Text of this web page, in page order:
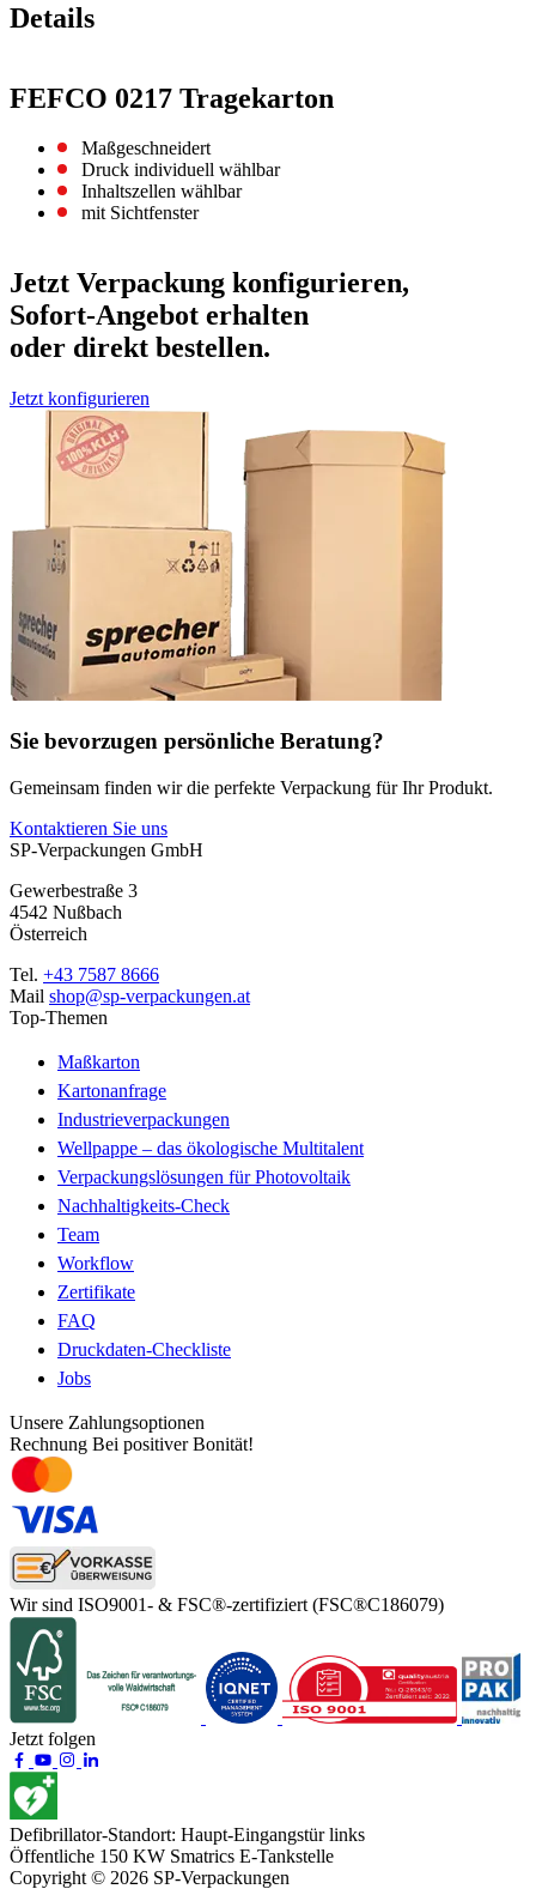
Details
FEFCO 0217 Tragekarton
Maßgeschneidert
Druck individuell wählbar
Inhaltszellen wählbar
mit Sichtfenster
Jetzt Verpackung konfigurieren,
Sofort-Angebot erhalten
oder direkt bestellen.
Jetzt konfigurieren
Sie bevorzugen persönliche Beratung?
Gemeinsam finden wir die perfekte Verpackung für Ihr Produkt.
Kontaktieren Sie uns
SP-Verpackungen GmbH
Gewerbestraße 3
4542 Nußbach
Österreich
Tel. +43 7587 8666
Mail shop@sp-verpackungen.at
Top-Themen
Maßkarton
Kartonanfrage
Industrieverpackungen
Wellpappe – das ökologische Multitalent
Verpackungslösungen für Photovoltaik
Nachhaltigkeits-Check
Team
Workflow
Zertifikate
FAQ
Druckdaten-Checkliste
Jobs
Unsere Zahlungsoptionen
Rechnung Bei positiver Bonität!
Wir sind ISO9001- & FSC®-zertifiziert (FSC®C186079)
Jetzt folgen
Defibrillator-Standort: Haupt-Eingangstür links
Öffentliche 150 KW Smatrics E-Tankstelle
Copyright © 2026 SP-Verpackungen